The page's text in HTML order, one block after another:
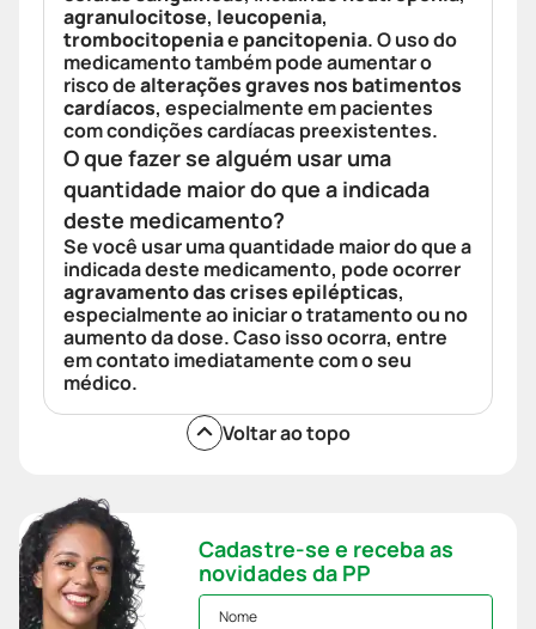
agranulocitose, leucopenia,
trombocitopeniae pancitopenia. O uso do
medicamento também pode aumentar o
risco dealterações graves nos batimentos
cardíacos, especialmente em pacientes
com condições cardíacas preexistentes.
O que fazer se alguém usar uma
quantidade maior do que a indicada
deste medicamento?
Se você usar uma quantidade maior do que a
indicada deste medicamento, pode ocorrer
agravamento das crises epilépticas,
especialmente ao iniciar o tratamento ou no
aumento da dose. Caso isso ocorra, entre
em contato imediatamente com o seu
médico.
Voltar ao topo
Cadastre-se e receba as
novidades da PP